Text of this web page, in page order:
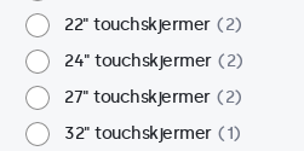
22" touchskjermer
2
24" touchskjermer
2
27" touchskjermer
2
32" touchskjermer
1